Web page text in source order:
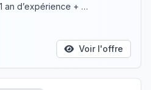
an d’expérience + …
Voir l'offre